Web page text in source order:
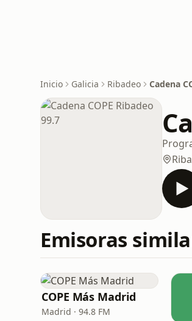
Inicio Galicia Ribadeo Cadena
Emisoras
COPE Más Madrid
Madrid · 94.8 FM